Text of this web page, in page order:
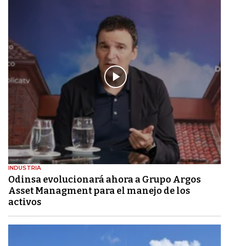
INDUSTRIA
Odinsa evolucionará ahora a Grupo Argos
Asset Managment para el manejo de los
activos